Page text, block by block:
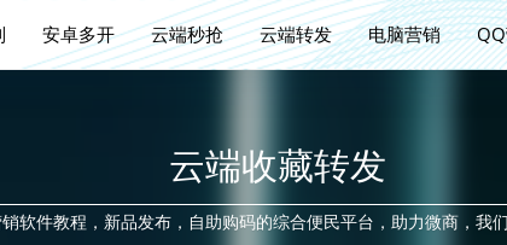
安卓多开 云端秒抢 云端转发 电脑营销
云端收藏转发
软件教程，新品发布，自助购码的综合便民平台，助力微商，我